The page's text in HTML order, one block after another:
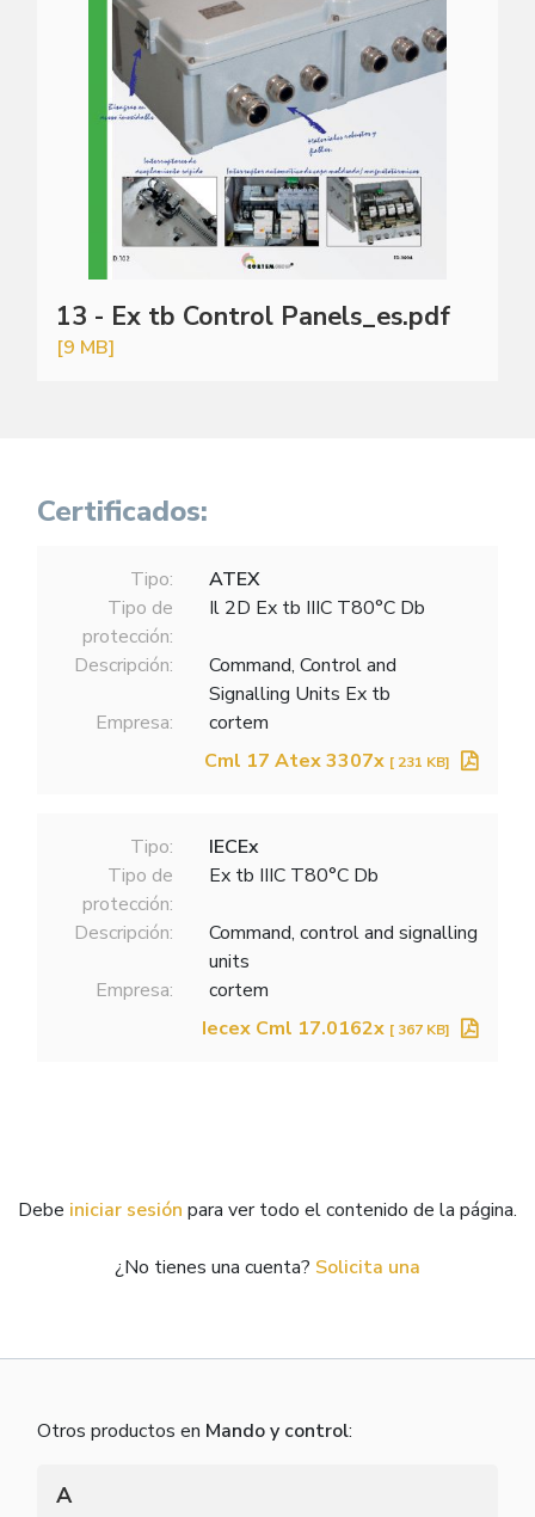
13 - Ex tb Control Panels_es.pdf
[9 MB]
Certificados:
Tipo:
ATEX
Tipo de
protección:
Il 2D Ex tb IIIC T80°C Db
Descripción:
Command, Control and
Signalling Units Ex tb
Empresa:
cortem
Cml 17 Atex 3307x [ 231 KB]
Tipo:
IECEx
Tipo de
protección:
Ex tb IIIC T80°C Db
Descripción:
Command, control and signalling
units
Empresa:
cortem
Iecex Cml 17.0162x [ 367 KB]
Debe iniciar sesión para ver todo el contenido de la página.
¿No tienes una cuenta? Solicita una
Otros productos en Mando y control:
A